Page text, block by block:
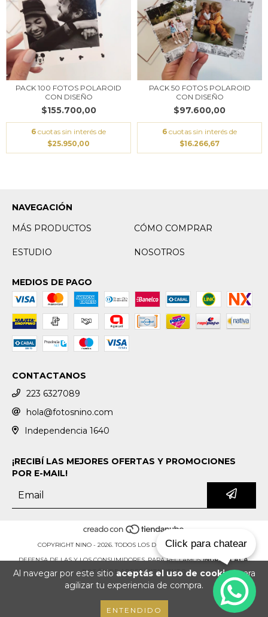
Al navegar por este sitio aceptás el uso de cookiespara
agilizar tu experiencia de compra.
ENTENDIDO
PACK 100 FOTOS POLAROID
CON DISEÑO
$155.700,00
6 cuotas sin interés de
$25.950,00
PACK 50 FOTOS POLAROID
CON DISEÑO
$97.600,00
6 cuotas sin interés de
$16.266,67
NAVEGACIÓN
MÁS PRODUCTOS
CÓMO COMPRAR
ESTUDIO NOSOTROS
MEDIOS DE PAGO
CONTACTANOS
223 6327089
hola@fotosnino.com
Independencia 1640
¡RECIBÍ LAS MEJORES OFERTAS Y PROMOCIONES
POR E-MAIL!
COPYRIGHT NINO - 2026. TODOS LOS DERECHOS RESERVADOS.
DEFENSA DE LAS Y LOS CONSUMIDORES. PARA RECLAMOS INGRESÁ ACÁ.
BOTÓN DE ARREPENTIMIENTO
Click para chatear